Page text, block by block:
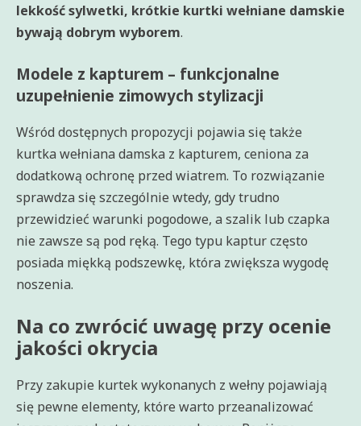
lekkość sylwetki, krótkie kurtki wełniane damskie
bywają dobrym wyborem.
Modele z kapturem – funkcjonalne
uzupełnienie zimowych stylizacji
Wśród dostępnych propozycji pojawia się także
kurtka wełniana damska z kapturem, ceniona za
dodatkową ochronę przed wiatrem. To rozwiązanie
sprawdza się szczególnie wtedy, gdy trudno
przewidzieć warunki pogodowe, a szalik lub czapka
nie zawsze są pod ręką. Tego typu kaptur często
posiada miękką podszewkę, która zwiększa wygodę
noszenia.
Na co zwrócić uwagę przy ocenie
jakości okrycia
Przy zakupie kurtek wykonanych z wełny pojawiają
się pewne elementy, które warto przeanalizować